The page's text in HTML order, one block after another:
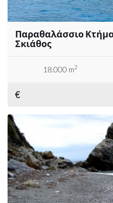
Παραθαλάσσιο
Σκιάθος
18.000 m2
€